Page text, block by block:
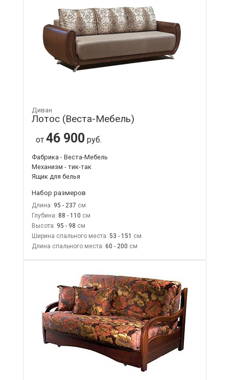
Диван
Лотос (Веста-Мебель)
от 46 900 руб.
Фабрика - Веста-Мебель
Механизм - тик-так
Ящик для белья
Набор размеров
Длина: 95 - 237
Глубина: 88 - 110
Высота: 95 - 98
Ширина спального места: 53 - 151
Длина спального места: 60 - 200